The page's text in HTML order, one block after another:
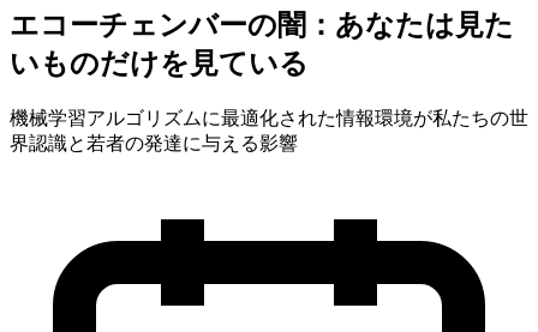
エコーチェンバーの闇：あなたは見た
いものだけを見ている
機械学習アルゴリズムに最適化された情報環境が私たちの世
界認識と若者の発達に与える影響